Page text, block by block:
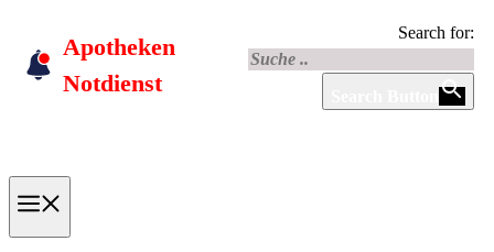
content
Apotheken
Notdienst
Search for: